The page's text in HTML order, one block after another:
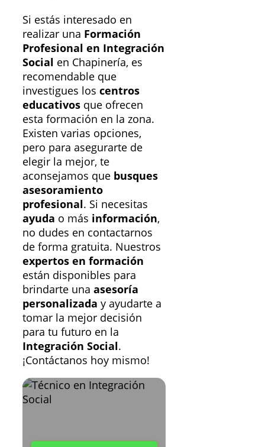
Si estás interesado en
realizar una Formación
Profesional en Integración
Social en Chapinería, es
recomendable que
investigues los centros
educativos que ofrecen
esta formación en la zona.
Existen varias opciones,
pero para asegurarte de
elegir la mejor, te
aconsejamos que busques
asesoramiento
profesional. Si necesitas
ayuda o más información,
no dudes en contactarnos
de forma gratuita. Nuestros
expertos en formación
están disponibles para
brindarte una asesoría
personalizada y ayudarte a
tomar la mejor decisión
para tu futuro en la
Integración Social.
¡Contáctanos hoy mismo!